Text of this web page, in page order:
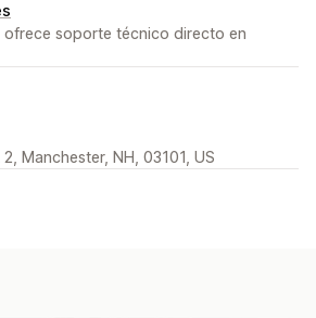
ofrece soporte técnico directo en
Manchester, NH, 03101, US